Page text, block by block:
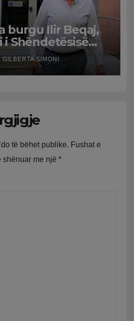
burgu Ilir Beqaj,
i Shëndetësisë
shtëpi, GJKKO i
e arrestit
GILBERTA SIMONI
të bëhet publike. Fushat e
shënuar me një *